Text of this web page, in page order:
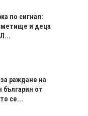
по сигнал:
и деца
раждане на
българин от
се...